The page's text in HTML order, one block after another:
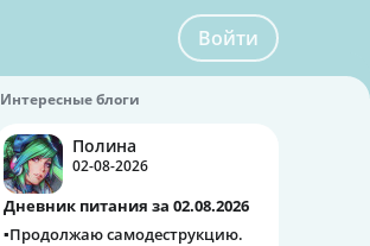
Войти
Интересные блоги
Полина
02-08-2026
Дневник питания за 02.08.2026
▪️Продолжаю самодеструкцию.